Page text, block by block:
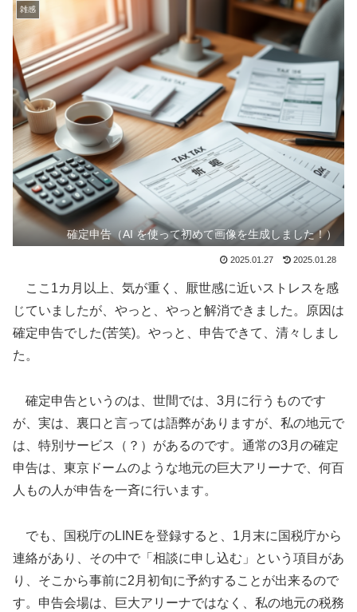
雑感
確定申告（AI を使って初めて画像を生成しました！）
2025.01.27 2025.01.28
ここ1カ月以上、気が重く、厭世感に近いストレスを感
じていましたが、やっと、やっと解消できました。原因は
確定申告でした(苦笑)。やっと、申告できて、清々しまし
た。
確定申告というのは、世間では、3月に行うものです
が、実は、裏口と言っては語弊がありますが、私の地元で
は、特別サービス（？）があるのです。通常の3月の確定
申告は、東京ドームのような地元の巨大アリーナで、何百
人もの人が申告を一斉に行います。
でも、国税庁のLINEを登録すると、1月末に国税庁から
連絡があり、その中で「相談に申し込む」という項目があ
り、そこから事前に2月初旬に予約することが出来るので
す。申告会場は、巨大アリーナではなく、私の地元の税務